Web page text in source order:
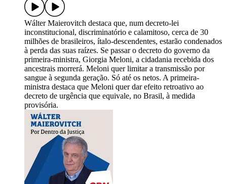
Wálter Maierovitch destaca que, num decreto-lei
inconstitucional, discriminatório e calamitoso, cerca de 30
milhões de brasileiros, ítalo-descendentes, estarão condenados
à perda das suas raízes. Se passar o decreto do governo da
primeira-ministra, Giorgia Meloni, a cidadania recebida dos
ancestrais morrerá. Meloni quer limitar a transmissão por
sangue à segunda geração. Só até os netos. A primeira-
ministra destaca que Meloni quer dar efeito retroativo ao
decreto de urgência que equivale, no Brasil, à medida
provisória.